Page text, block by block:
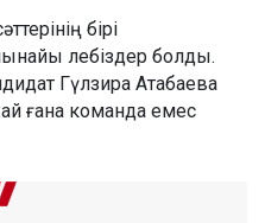
бірі
лебіздер болды.
Гүлзира Атабаева
ғана команда емес